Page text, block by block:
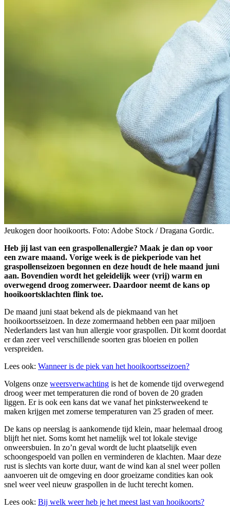
Jeukogen door hooikoorts. Foto: Adobe Stock / Dragana Gordic.
Heb jij last van een graspollenallergie? Maak je dan op voor
een zware maand. Vorige week is de piekperiode van het
graspollenseizoen begonnen en deze houdt de hele maand juni
aan. Bovendien wordt het geleidelijk weer (vrij) warm en
overwegend droog zomerweer. Daardoor neemt de kans op
hooikoortsklachten flink toe.
De maand juni staat bekend als de piekmaand van het
hooikoortsseizoen. In deze zomermaand hebben een paar miljoen
Nederlanders last van hun allergie voor graspollen. Dit komt doordat
er dan zeer veel verschillende soorten gras bloeien en pollen
verspreiden.
Lees ook: Wanneer is de piek van het hooikoortsseizoen?
Volgens onze weersverwachting is het de komende tijd overwegend
droog weer met temperaturen die rond of boven de 20 graden
liggen. Er is ook een kans dat we vanaf het pinksterweekend te
maken krijgen met zomerse temperaturen van 25 graden of meer.
De kans op neerslag is aankomende tijd klein, maar helemaal droog
blijft het niet. Soms komt het namelijk wel tot lokale stevige
onweersbuien. In zo’n geval wordt de lucht plaatselijk even
schoongespoeld van pollen en verminderen de klachten. Maar deze
rust is slechts van korte duur, want de wind kan al snel weer pollen
aanvoeren uit de omgeving en door groeizame condities kan ook
snel weer veel nieuw graspollen in de lucht terecht komen.
Lees ook: Bij welk weer heb je het meest last van hooikoorts?